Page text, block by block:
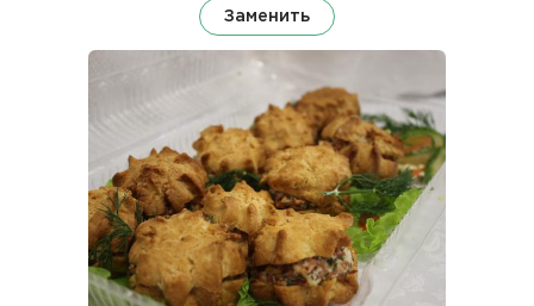
Заменить